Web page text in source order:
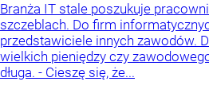
Branża IT stale poszukuje
szczeblach. Do firm
przedstawiciele innych zawodów.
wielkich pieniędzy czy
długa. - Cieszę się, że...